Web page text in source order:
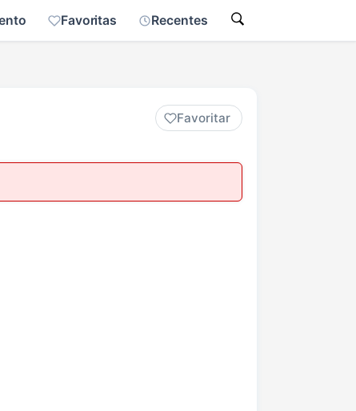
Favoritas Recentes
Favoritar